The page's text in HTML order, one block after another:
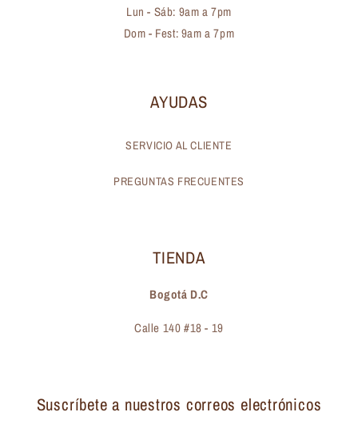
Lun - Sáb: 9am a 7pm
Dom - Fest: 9am a 7pm
AYUDAS
SERVICIO AL CLIENTE
PREGUNTAS FRECUENTES
TIENDA
Bogotá D.C
Calle 140 #18 - 19
Suscríbete a nuestros correos electrónicos